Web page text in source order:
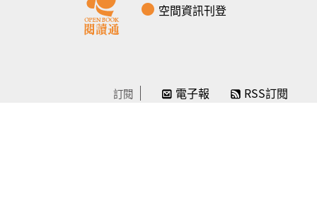
空間資訊刊登
訂閱 電子報 RSS訂閱